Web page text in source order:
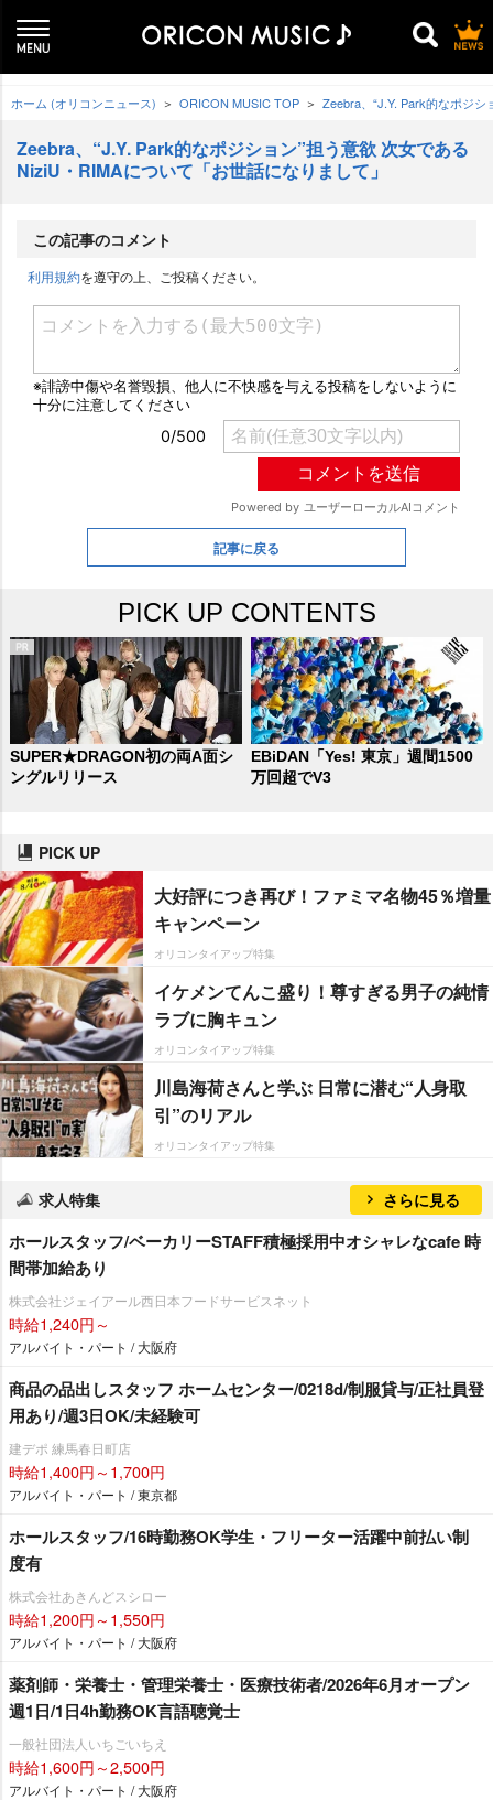
ホーム (オリコンニュース) ORICON MUSIC TOP Zeebra、“J.Y. Park的なポジ
Zeebra、“J.Y. Park的なポジション”担う意欲 次女である
NiziU・RIMAについて「お世話になりまして」
この記事のコメント
利用規約を遵守の上、ご投稿ください。
記事に戻る
PICK UP CONTENTS
SUPER★DRAGON初の両A面シ
ングルリリース
EBiDAN「Yes! 東京」週間1500
万回超でV3
PICK UP
大好評につき再び！ファミマ名物45％増量
キャンペーン
オリコンタイアップ特集
イケメンてんこ盛り！尊すぎる男子の純情
ラブに胸キュン
オリコンタイアップ特集
川島海荷さんと学ぶ 日常に潜む“人身取
引”のリアル
オリコンタイアップ特集
求人特集 さらに見る
ホールスタッフ/ベーカリーSTAFF積極採用中オシャレなcafe 時
間帯加給あり
株式会社ジェイアール西日本フードサービスネット
時給1,240円～
アルバイト・パート / 大阪府
商品の品出しスタッフ ホームセンター/0218d/制服貸与/正社員登
用あり/週3日OK/未経験可
建デポ 練馬春日町店
時給1,400円～1,700円
アルバイト・パート / 東京都
ホールスタッフ/16時勤務OK学生・フリーター活躍中前払い制
度有
株式会社あきんどスシロー
時給1,200円～1,550円
アルバイト・パート / 大阪府
薬剤師・栄養士・管理栄養士・医療技術者/2026年6月オープン
週1日/1日4h勤務OK言語聴覚士
一般社団法人いちごいちえ
時給1,600円～2,500円
アルバイト・パート / 大阪府